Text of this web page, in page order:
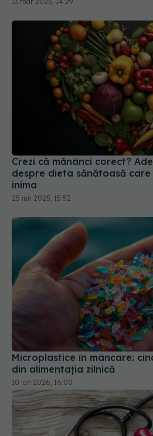
Crezi că mănânci corect?
despre dieta sănătoasă
inima
25 iun 2025, 15:52
Microplastice în mâncare:
din alimentația zilnică
10 ian 2026, 16:00